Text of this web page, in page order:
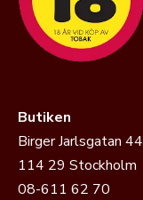
Butiken
Birger Jarlsgatan 44
114 29 Stockholm
08-611 62 70